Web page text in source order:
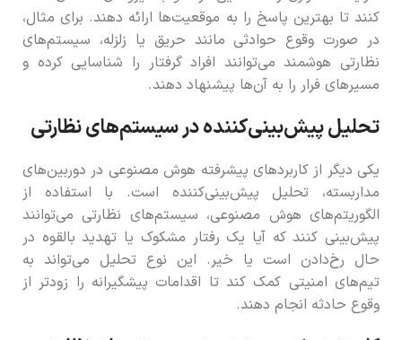
کنند تا بهترین پاسخ را به موقعیت‌ها ارائه دهند. برای مثال،
در صورت وقوع حوادثی مانند حریق یا زلزله، سیستم‌های
نظارتی هوشمند می‌توانند افراد گرفتار را شناسایی کرده و
مسیرهای فرار را به آن‌ها پیشنهاد دهند.
تحلیل پیش‌بینی‌کننده در سیستم‌های نظارتی
یکی دیگر از کاربردهای پیشرفته هوش مصنوعی در دوربین‌های
مداربسته، تحلیل پیش‌بینی‌کننده است. با استفاده از
الگوریتم‌های هوش مصنوعی، سیستم‌های نظارتی می‌توانند
پیش‌بینی کنند که آیا یک رفتار مشکوک یا تهدید بالقوه در
حال رخ‌دادن است یا خیر. این نوع تحلیل می‌تواند به
تیم‌های امنیتی کمک کند تا اقدامات پیشگیرانه را زودتر از
وقوع حادثه انجام دهند.